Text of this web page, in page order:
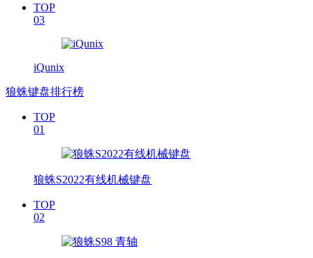
TOP
03
iQunix
狼蛛键盘排行榜
TOP
01
狼蛛S2022有线机械键盘
TOP
02